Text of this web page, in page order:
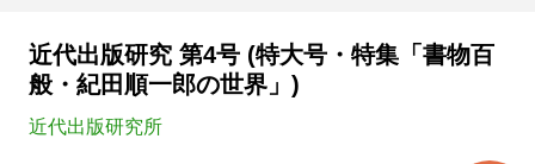
近代出版研究 第4号 (特大号・特集「書物百
般・紀田順一郎の世界」)
近代出版研究所